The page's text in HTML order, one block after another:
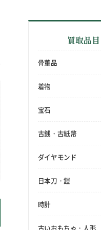
買取品目
骨董品
着物
宝石
古銭・古紙幣
ダイヤモンド
日本刀・鎧
時計
古いおもちゃ・人形